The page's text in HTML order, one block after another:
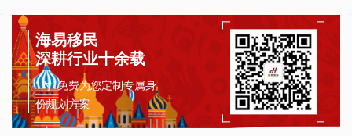
海易移民
深耕行业十余载
1对1免费为您定制专属身
份规划方案